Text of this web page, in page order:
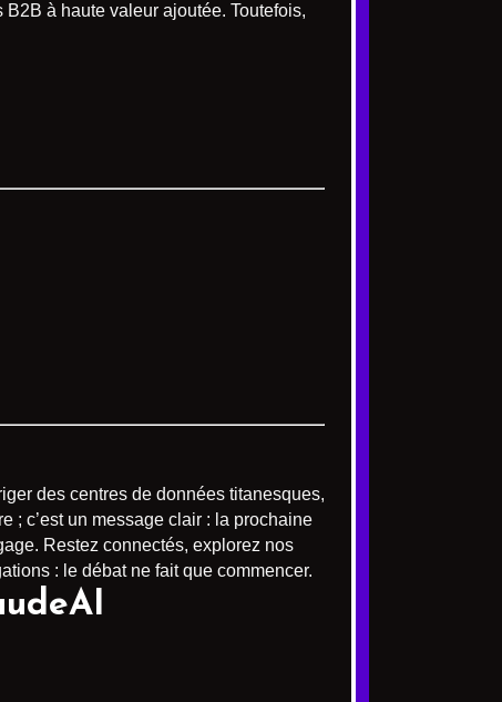
à haute valeur ajoutée. Toutefois,
des centres de données titanesques,
; c’est un message clair : la prochaine
Restez connectés, explorez nos
: le débat ne fait que commencer.